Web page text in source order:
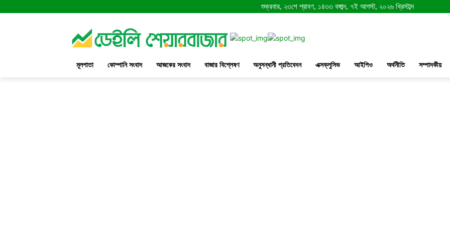
শুক্রবার, ২৩শে শ্রাবণ, ১৪৩৩ বঙ্গাব্দ, ৭ই আগস্ট, ২০২৬ খ্রিস্টাব্দ
মূলপাতা কোম্পানি সংবাদ আজকের সংবাদ বাজার বিশ্লেষণ অনুসন্ধানী প্রতিবেদন এক্সক্লুসিভ আইপিও অর্থনীতি সম্পাদকীয়